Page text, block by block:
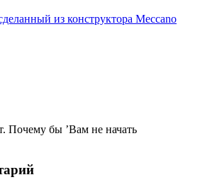
из конструктора Meccano
Почему бы ’Вам не начать